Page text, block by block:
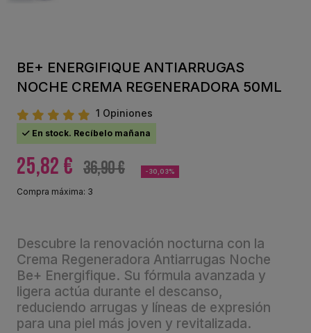
BE+ ENERGIFIQUE ANTIARRUGAS
NOCHE CREMA REGENERADORA 50ML
1 Opiniones
En stock. Recíbelo mañana
25,82 € 36,90 € -30,03%
Compra máxima: 3
Descubre la renovación nocturna con la
Crema Regeneradora Antiarrugas Noche
Be+ Energifique. Su fórmula avanzada y
ligera actúa durante el descanso,
reduciendo arrugas y líneas de expresión
para una piel más joven y revitalizada.